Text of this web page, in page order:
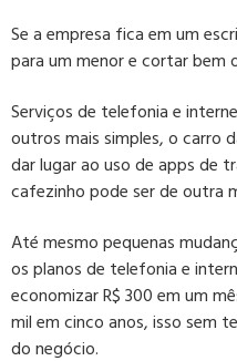
Se a empresa fica em um
para um menor e cortar bem
Serviços de telefonia e
outros mais simples, o carro
dar lugar ao uso de apps de
cafezinho pode ser de outra
Até mesmo pequenas
os planos de telefonia e
economizar R$ 300 em um
mil em cinco anos, isso sem
do negócio.